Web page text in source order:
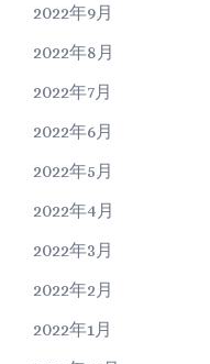
2022年9月
2022年8月
2022年7月
2022年6月
2022年5月
2022年4月
2022年3月
2022年2月
2022年1月